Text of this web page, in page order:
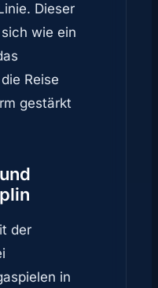
Dieser
wie ein
Reise
gestärkt
der
in